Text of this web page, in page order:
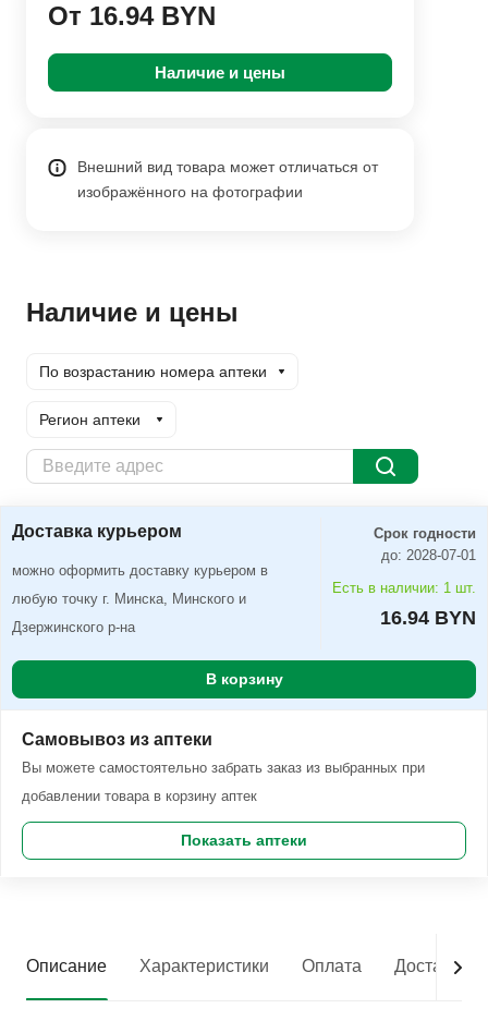
От 16.94 BYN
Наличие и цены
Внешний вид товара может отличаться от
изображённого на фотографии
Наличие и цены
По возрастанию номера аптеки
Регион аптеки
Доставка курьером Заказать
Доставка курьером
можно оформить доставку курьером в
любую точку г. Минска, Минского и
Дзержинского р-на
Срок годности
до: 2028-07-01
Есть в наличии: 1 шт.
16.94 BYN
В корзину
Самовывоз из аптеки
Вы можете самостоятельно забрать заказ из выбранных при
добавлении товара в корзину аптек
Показать аптеки
Описание Характеристики Оплата Доставка